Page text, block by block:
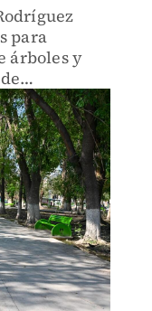
para
árboles y
del cambio